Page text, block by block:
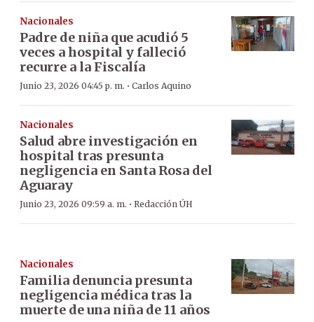
Nacionales
Padre de niña que acudió 5
veces a hospital y falleció
recurre a la Fiscalía
Junio 23, 2026 04:45 p. m. · Carlos Aquino
Nacionales
Salud abre investigación en
hospital tras presunta
negligencia en Santa Rosa del
Aguaray
Junio 23, 2026 09:59 a. m. · Redacción ÚH
Nacionales
Familia denuncia presunta
negligencia médica tras la
muerte de una niña de 11 años